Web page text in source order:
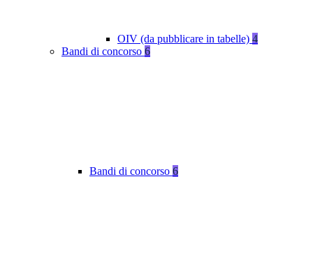
OIV (da pubblicare in tabelle) 4
Bandi di concorso 6
Bandi di concorso 6